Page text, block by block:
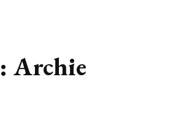
Archie